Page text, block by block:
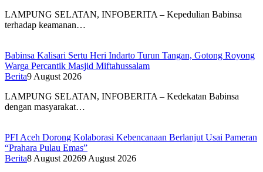
LAMPUNG SELATAN, INFOBERITA – Kepedulian Babinsa
terhadap keamanan…
Babinsa Kalisari Sertu Heri Indarto Turun Tangan, Gotong Royong
Warga Percantik Masjid Miftahussalam
Berita9 August 2026
LAMPUNG SELATAN, INFOBERITA – Kedekatan Babinsa
dengan masyarakat…
PFI Aceh Dorong Kolaborasi Kebencanaan Berlanjut Usai Pameran
“Prahara Pulau Emas”
Berita8 August 20269 August 2026